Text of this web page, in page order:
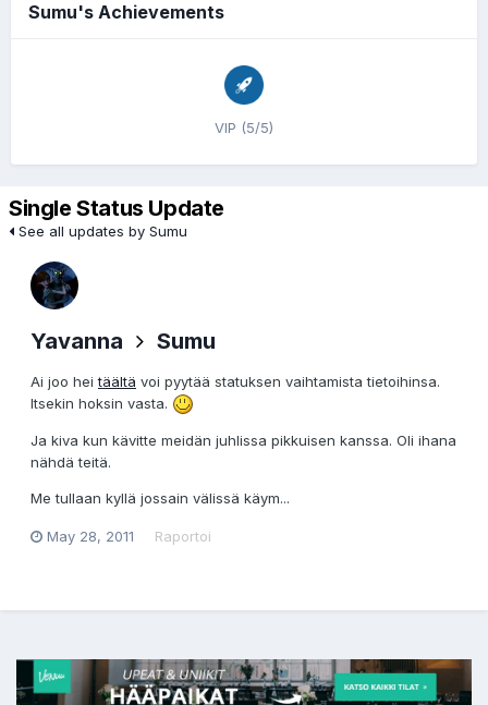
Sumu's Achievements
VIP (5/5)
Single Status Update
See all updates by Sumu
Yavanna Sumu
Ai joo heitäältä voi pyytää statuksen vaihtamista tietoihinsa.
Itsekin hoksin vasta.
Ja kiva kun kävitte meidän juhlissa pikkuisen kanssa. Oli ihana
nähdä teitä.
Me tullaan kyllä jossain välissä käym...
May 28, 2011 Raportoi